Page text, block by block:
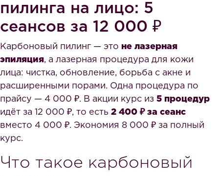
пилинга на лицо: 5
сеансов за 12 000 ₽
Карбоновый пилинг — это не лазерная
эпиляция, а лазерная процедура для кожи
лица: чистка, обновление, борьба с акне и
расширенными порами. Одна процедура по
прайсу — 4 000 ₽. В акции курс из 5 процедур
идёт за 12 000 ₽, то есть 2 400 ₽ за сеанс
вместо 4 000 ₽. Экономия 8 000 ₽ за полный
курс.
Что такое карбоновый